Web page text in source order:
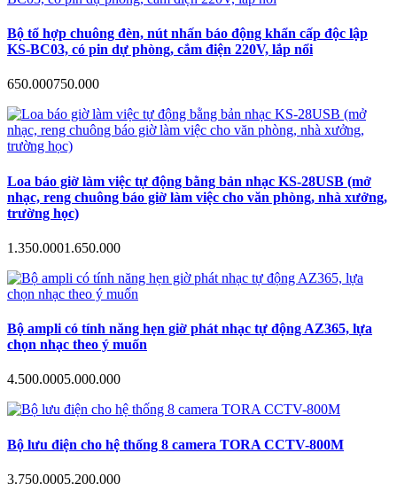
Bộ tổ hợp chuông đèn, nút nhấn báo động khẩn cấp độc lập
KS-BC03, có pin dự phòng, cắm điện 220V, lắp nổi
650.000750.000
Loa báo giờ làm việc tự động bằng bản nhạc KS-28USB (mở
nhạc, reng chuông báo giờ làm việc cho văn phòng, nhà xưởng,
trường học)
1.350.0001.650.000
Bộ ampli có tính năng hẹn giờ phát nhạc tự động AZ365, lựa
chọn nhạc theo ý muốn
4.500.0005.000.000
Bộ lưu điện cho hệ thống 8 camera TORA CCTV-800M
3.750.0005.200.000